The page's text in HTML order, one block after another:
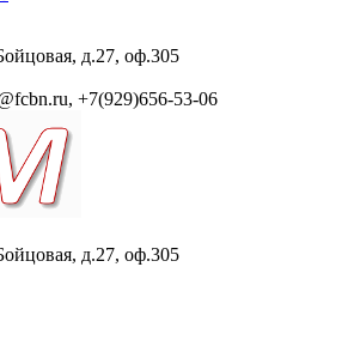
д.27, оф.305
+7(929)656-53-06
д.27, оф.305